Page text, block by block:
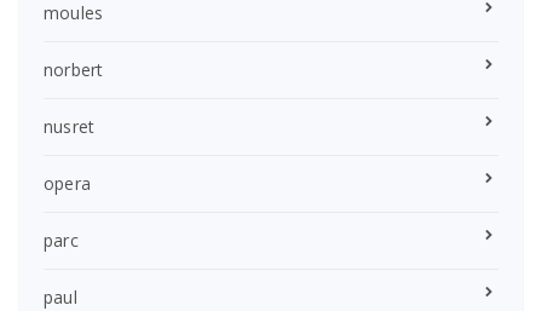
moules
norbert
nusret
opera
parc
paul